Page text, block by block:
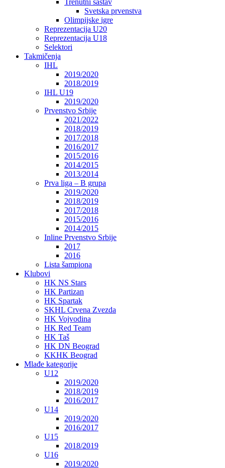
Svetska prvenstva
Olimpijske igre
Reprezentacija U20
Reprezentacija U18
Selektori
Takmičenja
IHL
2019/2020
2018/2019
IHL U19
2019/2020
Prvenstvo Srbije
2021/2022
2018/2019
2017/2018
2016/2017
2015/2016
2014/2015
2013/2014
Prva liga – B grupa
2019/2020
2018/2019
2017/2018
2015/2016
2014/2015
Inline Prvenstvo Srbije
2017
2016
Lista šampiona
Klubovi
HK NS Stars
HK Partizan
HK Spartak
SKHL Crvena Zvezda
HK Vojvodina
HK Red Team
HK Taš
HK DN Beograd
KKHK Beograd
Mlađe kategorije
U12
2019/2020
2018/2019
2016/2017
U14
2019/2020
2016/2017
U15
2018/2019
U16
2019/2020